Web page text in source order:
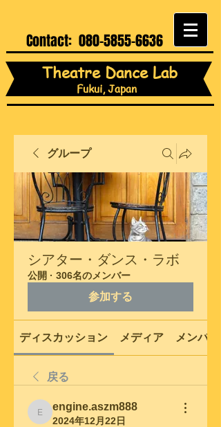
Contact: 080-5855-6636
Theatre Dance Lab
Fukui, Japan
グループ
シアター・ダンス・ラボ
公開 · 306名のメンバー
参加する
ディスカッション メディア メンバー
戻る
engine.aszm888
engine.aszm888
2024年12月22日